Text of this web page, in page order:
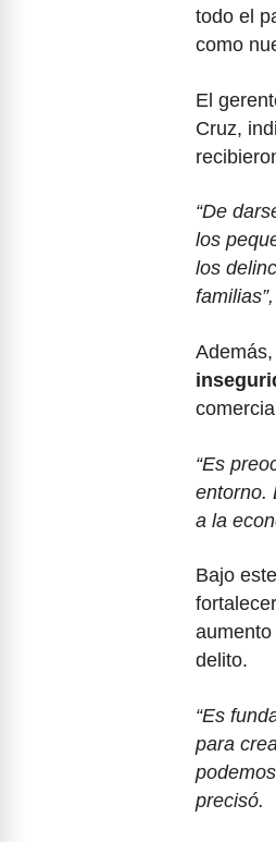
todo el
como
El
Cruz,
“De
los
los
“Es
entorno.
a la
Bajo
delito.
“Es
para
precisó.